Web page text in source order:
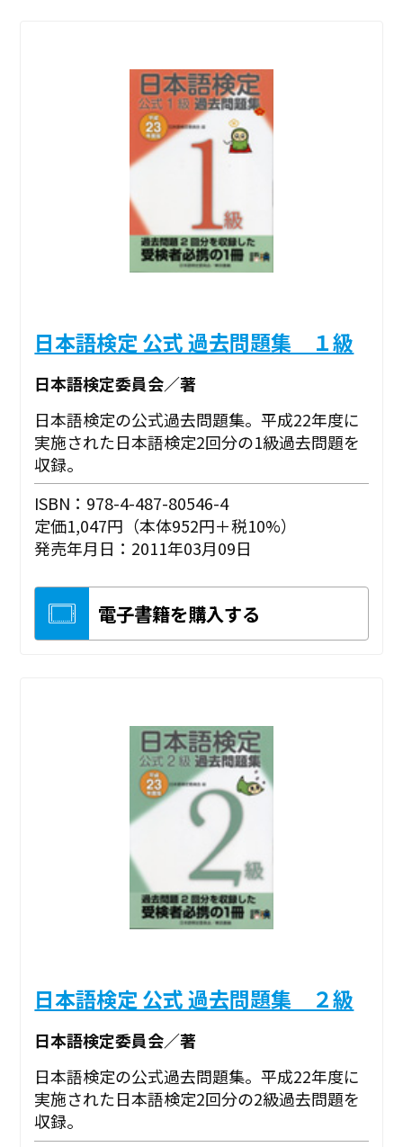
日本語検定 公式 過去問題集 １級
日本語検定委員会／著
日本語検定の公式過去問題集。平成22年度に
実施された日本語検定2回分の1級過去問題を
収録。
ISBN：978-4-487-80546-4
定価1,047円（本体952円＋税10%）
発売年月日：2011年03月09日
電子書籍を購入する
日本語検定 公式 過去問題集 ２級
日本語検定委員会／著
日本語検定の公式過去問題集。平成22年度に
実施された日本語検定2回分の2級過去問題を
収録。